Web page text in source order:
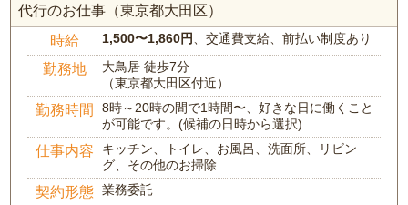
代行のお仕事（東京都大田区）
時給 1,500〜1,860円 、交通費支給、前払い制度あり
勤務地
大鳥居 徒歩7分
（東京都大田区付近）
勤務時間
8時～20時の間で1時間〜、好きな日に働くこと
が可能です。(候補の日時から選択)
仕事内容
キッチン、トイレ、お風呂、洗面所、リビン
グ、その他のお掃除
契約形態 業務委託